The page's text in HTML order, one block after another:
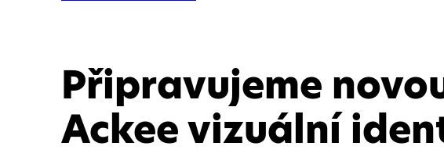
Připravujeme
Ackee vizuální